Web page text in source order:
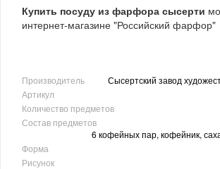
Купить посуду из фарфора сысерти
интернет-магазине "Российский фарфор"
Производитель
Сысертский завод
Артикул
Количество предметов
Состав предметов
6 кофейных пар, кофейник,
Форма
Рисунок